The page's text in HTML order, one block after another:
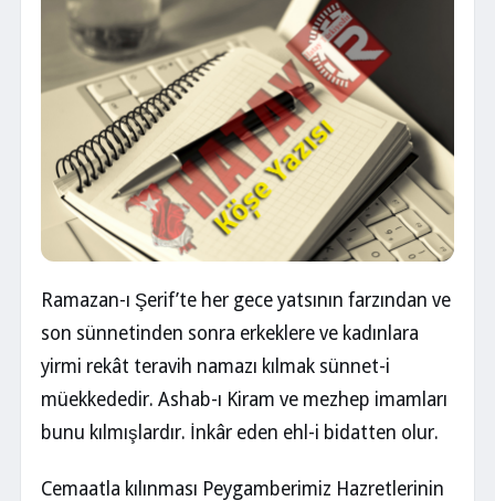
Ramazan-ı Şerif’te her gece yatsının farzından ve
son sünnetinden sonra erkeklere ve kadınlara
yirmi rekât teravih namazı kılmak sünnet-i
müekkededir. Ashab-ı Kiram ve mezhep imamları
bunu kılmışlardır. İnkâr eden ehl-i bidatten olur.
Cemaatla kılınması Peygamberimiz Hazretlerinin